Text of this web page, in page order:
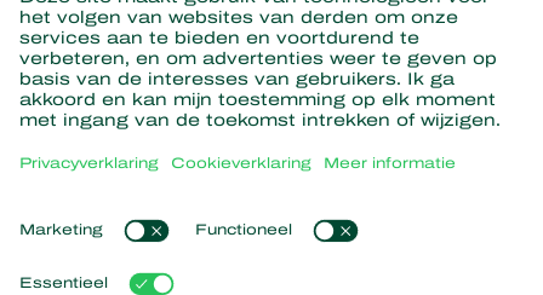
Partners with Nature
Roofmijten
Roofinsecten
Nuttige nematoden
Nuttige micro-organismen
Gewasbescherming
Nieuws en informatie
Duurzaamheid
Populaire links
Ervaringen van klanten